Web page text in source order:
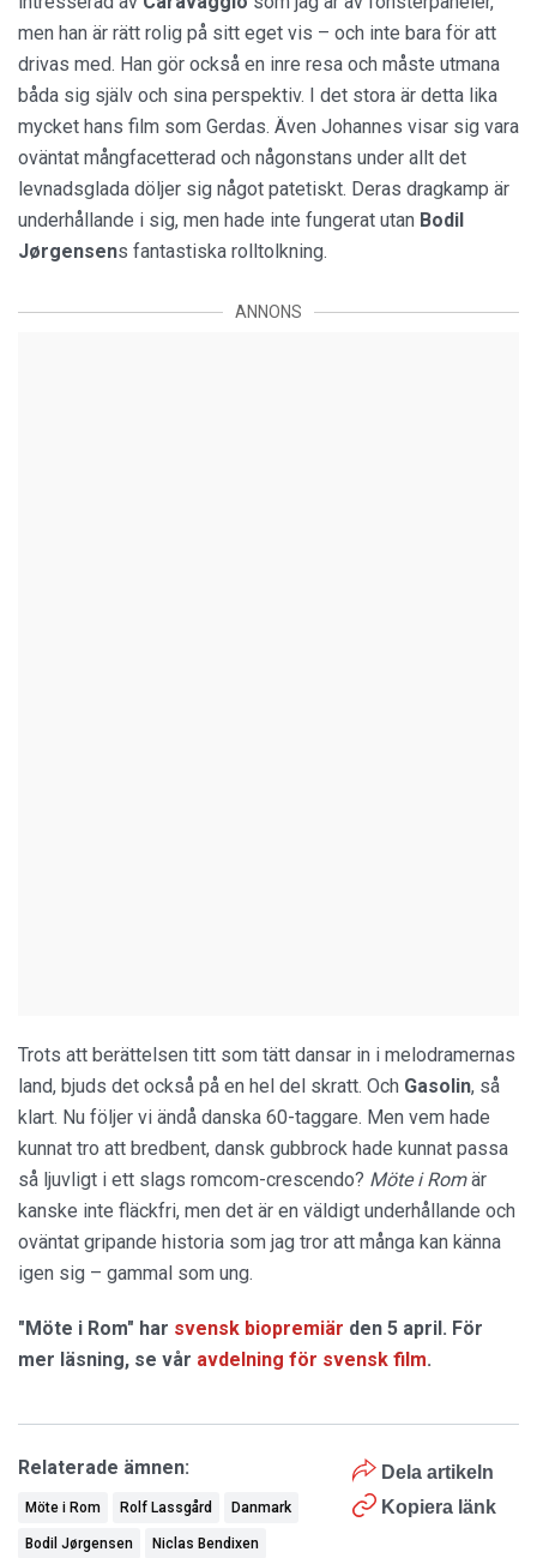
men han är rätt rolig på sitt eget vis – och inte bara för att
drivas med. Han gör också en inre resa och måste utmana
båda sig själv och sina perspektiv. I det stora är detta lika
mycket hans film som Gerdas. Även Johannes visar sig vara
oväntat mångfacetterad och någonstans under allt det
levnadsglada döljer sig något patetiskt. Deras dragkamp är
underhållande i sig, men hade inte fungerat utan Bodil
Jørgensens fantastiska rolltolkning.
ANNONS
Trots att berättelsen titt som tätt dansar in i melodramernas
land, bjuds det också på en hel del skratt. Och Gasolin, så
klart. Nu följer vi ändå danska 60-taggare. Men vem hade
kunnat tro att bredbent, dansk gubbrock hade kunnat passa
så ljuvligt i ett slags romcom-crescendo? Möte i Romär
kanske inte fläckfri, men det är en väldigt underhållande och
oväntat gripande historia som jag tror att många kan känna
igen sig – gammal som ung.
"Möte i Rom" har svensk biopremiär den 5 april. För
mer läsning, se vår avdelning för svensk film.
Dela artikeln
Kopiera länk
Relaterade ämnen:
Möte i Rom Rolf Lassgård Danmark
Bodil Jørgensen Niclas Bendixen